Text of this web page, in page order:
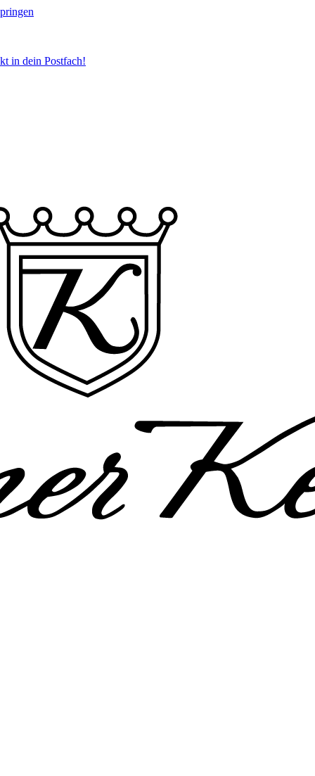
in dein Postfach!